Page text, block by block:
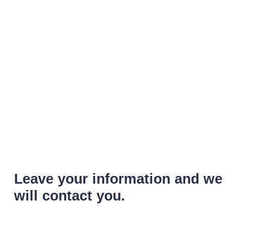
Leave your information and we
will contact you.